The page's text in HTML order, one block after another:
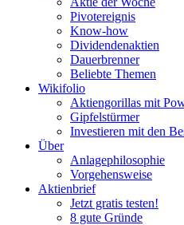
Pivotereignis
Know-how
Dividendenaktien
Dauerbrenner
Beliebte Themen
Wikifolio
Aktiengorillas mit
Gipfelstürmer
Investieren mit den
Über
Anlagephilosophie
Vorgehensweise
Aktienbrief
Jetzt gratis testen!
8 gute Gründe